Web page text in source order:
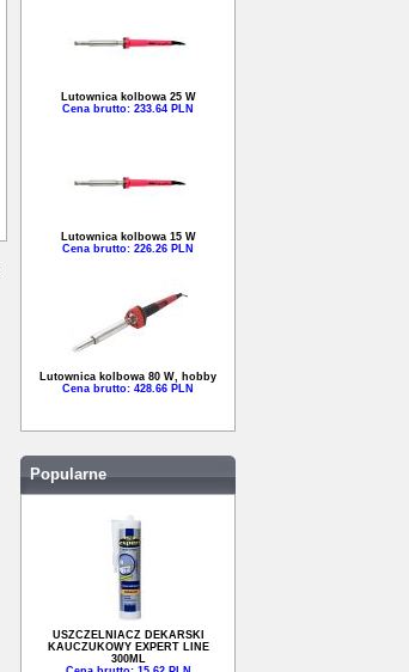
Lutownica kolbowa 25 W
Cena brutto: 233.64 PLN
Lutownica kolbowa 15 W
Cena brutto: 226.26 PLN
Lutownica kolbowa 80 W, hobby
Cena brutto: 428.66 PLN
Popularne
USZCZELNIACZ DEKARSKI
KAUCZUKOWY EXPERT LINE
300ML